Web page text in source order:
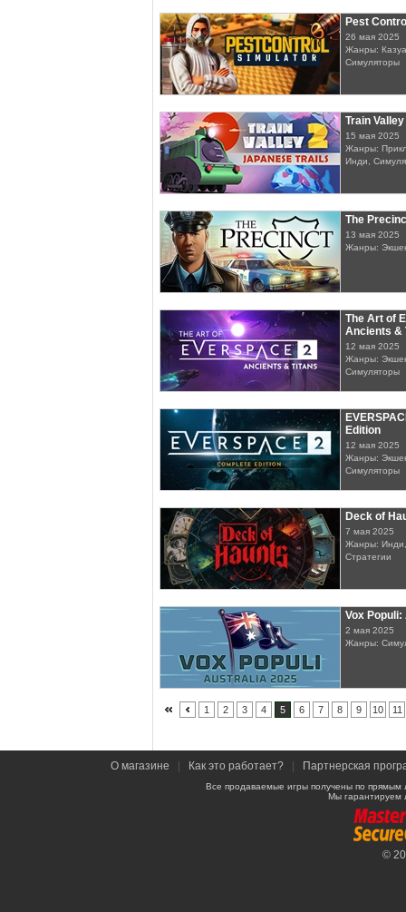
Pest
26 мая 2025
Жанры:
Симуляторы
Train
15 мая 2025
Жанры:
Инди,
The
13 мая 2025
Жанры:
The Art of
Ancients &
12 мая 2025
Жанры:
Симуляторы
Edition
12 мая 2025
Жанры:
Симуляторы
Deck of
7 мая 2025
Жанры:
Стратегии
Vox
2 мая 2025
Жанры:
1 2 3 4 5 6 7 8 9 10 11
О магазине Как это работает? Партнерская
Все продаваемые игры получены по
Мы гарантируем
©